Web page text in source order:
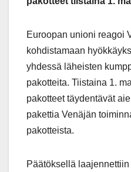
Euroopan unioni reagoi
kohdistamaan
yhdessä läheisten
pakotteita. Tiistaina 1.
pakotteet täydentävät
pakettia Venäjän
pakotteista.
Päätöksellä